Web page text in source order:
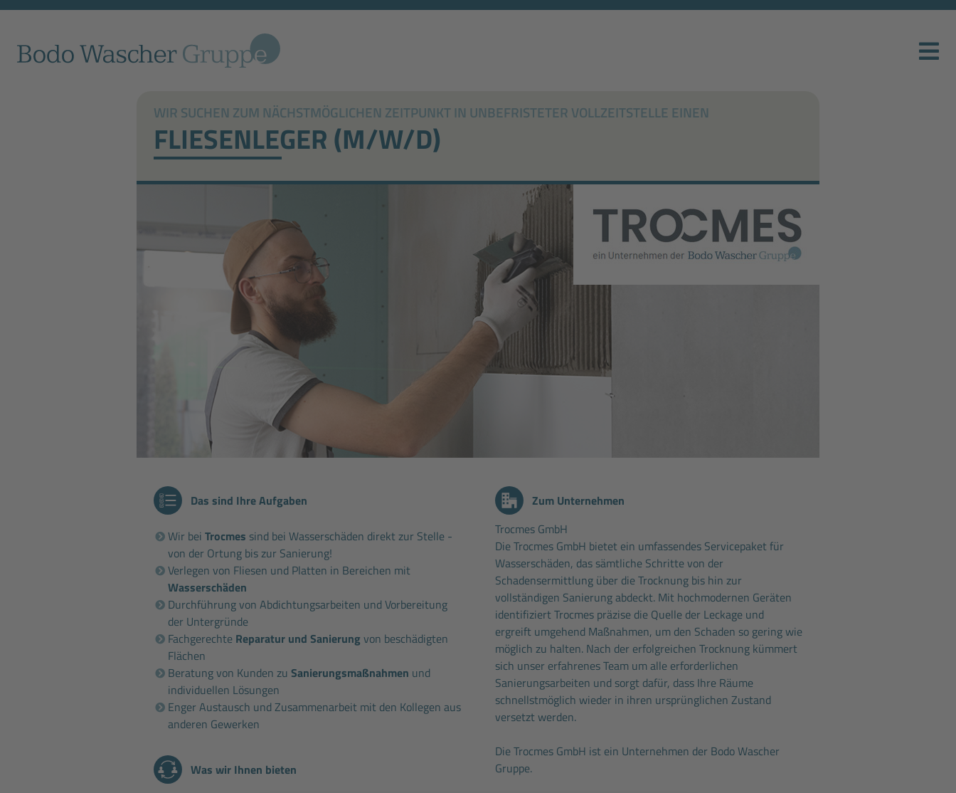
WIR SUCHEN ZUM NÄCHSTMÖGLICHEN ZEITPUNKT IN UNBEFRISTETER VOLLZEITSTELLE EINEN
FLIESENLEGER (M/W/D)
Das sind Ihre Aufgaben
Wir bei Trocmes sind bei Wasserschäden direkt zur Stelle -
von der Ortung bis zur Sanierung!
Verlegen von Fliesen und Platten in Bereichen mit
Wasserschäden
Durchführung von Abdichtungsarbeiten und Vorbereitung
der Untergründe
Fachgerechte Reparatur und Sanierung von beschädigten
Flächen
Beratung von Kunden zu Sanierungsmaßnahmen und
individuellen Lösungen
Enger Austausch und Zusammenarbeit mit den Kollegen aus
anderen Gewerken
Was wir Ihnen bieten
Zum Unternehmen
Trocmes GmbH
Die Trocmes GmbH bietet ein umfassendes Servicepaket für
Wasserschäden, das sämtliche Schritte von der
Schadensermittlung über die Trocknung bis hin zur
vollständigen Sanierung abdeckt. Mit hochmodernen Geräten
identifiziert Trocmes präzise die Quelle der Leckage und
ergreift umgehend Maßnahmen, um den Schaden so gering wie
möglich zu halten. Nach der erfolgreichen Trocknung kümmert
sich unser erfahrenes Team um alle erforderlichen
Sanierungsarbeiten und sorgt dafür, dass Ihre Räume
schnellstmöglich wieder in ihren ursprünglichen Zustand
versetzt werden.
Die Trocmes GmbH ist ein Unternehmen der Bodo Wascher
Gruppe.